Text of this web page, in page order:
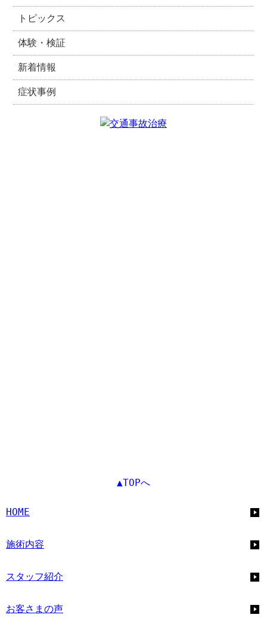
トピックス
体験・検証
新着情報
症状事例
▲TOPへ
HOME
施術内容
スタッフ紹介
お客さまの声